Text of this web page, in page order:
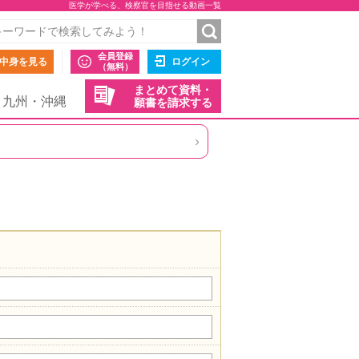
医学が学べる、検察官を目指せる動画一覧
身を見る
会員登録
（無料）
ログイン
まとめて資料・
願書を請求する
九州・沖縄
›